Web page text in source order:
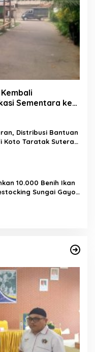
Sementara ke
Distribusi Bantuan
Koto Taratak Sutera
10.000 Benih Ikan
Sungai Gayo